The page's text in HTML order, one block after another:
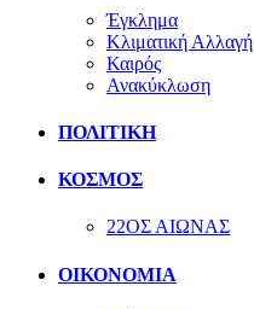
Έγκλημα
Κλιματική Αλλαγή
Καιρός
Ανακύκλωση
ΠΟΛΙΤΙΚΗ
ΚΟΣΜΟΣ
22ΟΣ ΑΙΩΝΑΣ
ΟΙΚΟΝΟΜΙΑ